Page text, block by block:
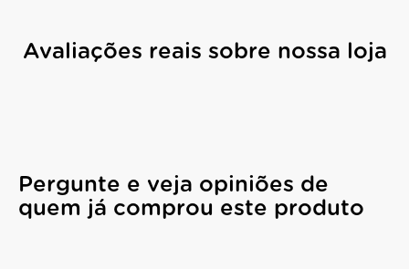
Avaliações reais sobre nossa loja
Pergunte e veja opiniões de
quem já comprou este produto